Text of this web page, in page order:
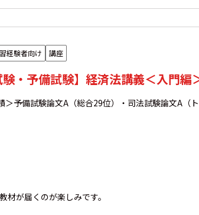
経験者向け 講座
験・予備試験】経済法講義＜入門編
＞予備試験論文A（総合29位）・司法試験論文A（
材が届くのが楽しみです。